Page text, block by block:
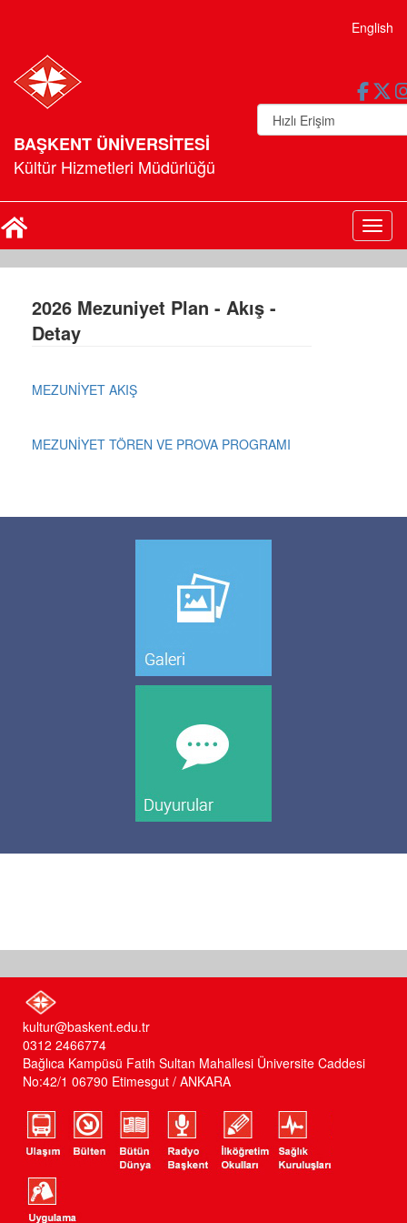
English
BAŞKENT ÜNİVERSİTESİ
Kültür Hizmetleri Müdürlüğü
2026 Mezuniyet Plan - Akış -
Detay
MEZUNİYET AKIŞ
MEZUNİYET TÖREN VE PROVA PROGRAMI
kultur@baskent.edu.tr
0312 2466774
Bağlıca Kampüsü Fatih Sultan Mahallesi Üniversite Caddesi
No:42/1 06790 Etimesgut / ANKARA